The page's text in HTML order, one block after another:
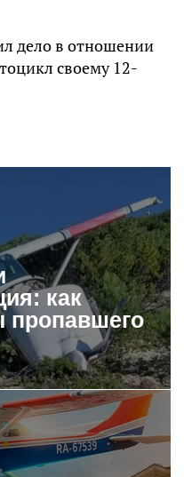
дело в отношении
своему 12-
как
пропавшего